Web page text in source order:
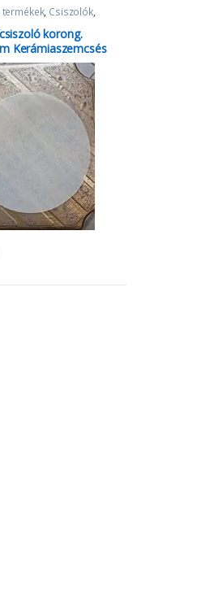
, Csiszolók,
,zsiráf
,Zsiráfcsiszoló
korong.
Kerámiaszemcsés